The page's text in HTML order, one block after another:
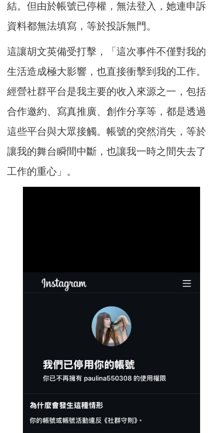
結。但由於帳號已停權，無法登入，她連申訴
資料都無法填寫，等於投訴無門。
這讓胡文英備受打擊，「這次事件不僅對我的
生活造成極大影響，也直接衝擊到我的工作。
經營社群平台是我主要的收入來源之一，包括
合作邀約、寫真推廣、創作分享等，都是透過
這些平台與大眾接觸。帳號的突然消失，等於
讓我的舞台瞬間中斷，也讓我一時之間失去了
工作的重心」。